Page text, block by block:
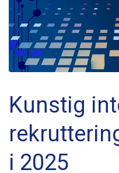
Kunstig
i 2025